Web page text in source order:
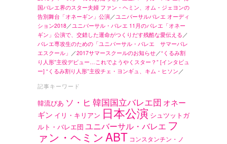
国バレエ界のスター夫婦 ファン・ヘミン、オム・ジェヨンの
告別舞台「オネーギン」公演／ユニバーサルバレエ オーディ
ション2018／ユニバーサル・バレエ 11月のバレエ「オネー
ギン」公演で、交錯した運命がつくりだす残酷な愛伝える ／
バレエ専攻生のための「ユニバーサル・バレエ サマーバレ
エスクール」 ／2017サマースクールのお知らせ／“くるみ割
り人形”主役デビュー…これでようやくスター？” [インタビュ
ー] “くるみ割り人形”主役チェ・ヨンギュ、キム・ヒソン ／
記事キーワード
韓流ぴあ ソ・ヒ 韓国国立バレエ団 オネー
ギン イリ・キリアン 日本公演 シュツットガ
ルト・バレエ団 ユニバーサル・バレエ フ
ァン・ヘミン ABT コンスタンチン・ノ